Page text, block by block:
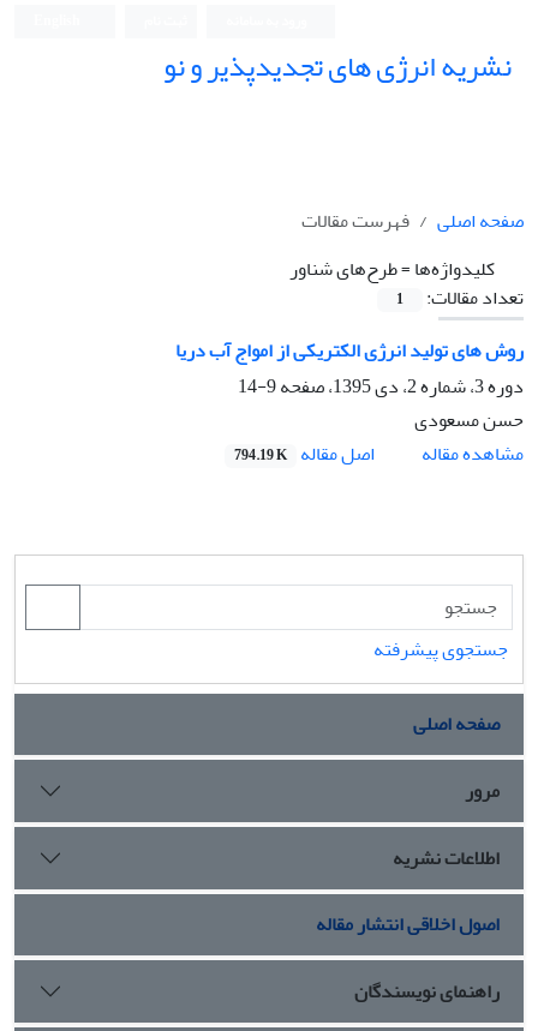
نشریه انرژی های تجدیدپذیر و نو
صفحه اصلی
فهرست مقالات
کلیدواژه‌ها =طرح‌های شناور
تعداد مقالات:
1
روش های تولید انرژی الکتریکی از امواج آب دریا
دوره 3، شماره 2، دی 1395، صفحه
9-14
حسن مسعودی
مشاهده مقاله
اصل مقاله 794.19 K
جستجوی پیشرفته
صفحه اصلی
مرور
اطلاعات نشریه
اصول اخلاقی انتشار مقاله
راهنمای نویسندگان